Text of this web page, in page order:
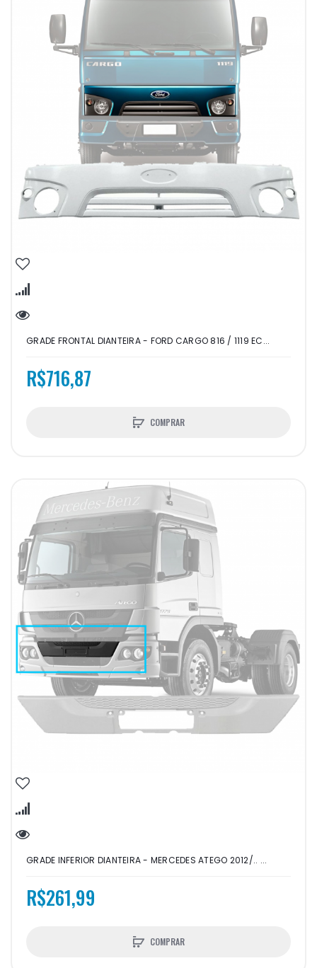
GRADE FRONTAL DIANTEIRA - FORD CARGO 816 / 1119 EC...
R$716,87
COMPRAR
GRADE INFERIOR DIANTEIRA - MERCEDES ATEGO 2012/.. ...
R$261,99
COMPRAR